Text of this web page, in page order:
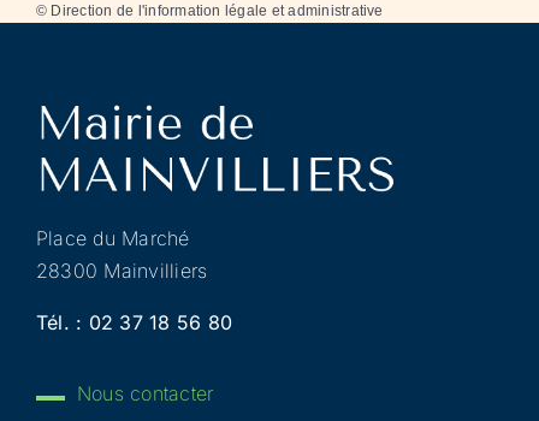
© Direction de l'information légale et administrative
Place du Marché
28300 Mainvilliers
Tél. : 02 37 18 56 80
Nous contacter